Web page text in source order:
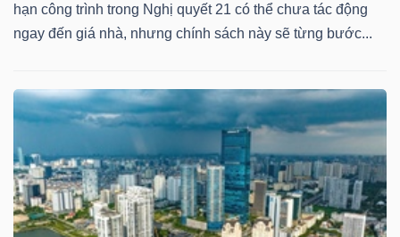
hạn công trình trong Nghị quyết 21 có thể chưa tác động
ngay đến giá nhà, nhưng chính sách này sẽ từng bước...
SẢN
Mã
chứng
khoán
(-)